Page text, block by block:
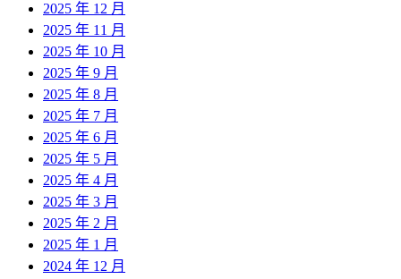
2025 年 12 月
2025 年 11 月
2025 年 10 月
2025 年 9 月
2025 年 8 月
2025 年 7 月
2025 年 6 月
2025 年 5 月
2025 年 4 月
2025 年 3 月
2025 年 2 月
2025 年 1 月
2024 年 12 月